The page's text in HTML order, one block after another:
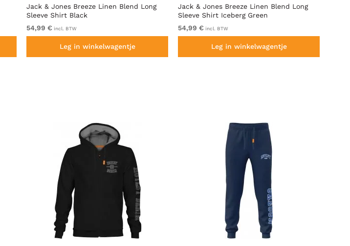
Jack & Jones Breeze Linen Blend Long
Sleeve Shirt Black
54,99 € incl. BTW
Leg in winkelwagentje
Jack & Jones Breeze Linen Blend Long
Sleeve Shirt Iceberg Green
54,99 € incl. BTW
Leg in winkelwagentje